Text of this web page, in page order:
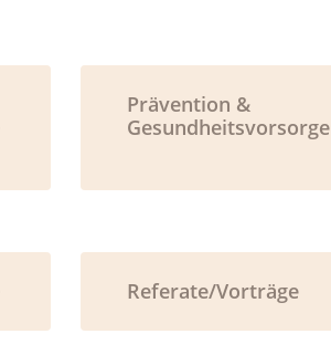
Prävention &
Gesundheitsvorsorge
Referate/Vorträge